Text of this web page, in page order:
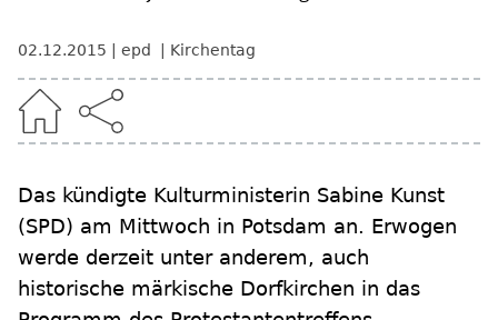
02.12.2015 epd Kirchentag
Das kündigte Kulturministerin Sabine Kunst
(SPD) am Mittwoch in Potsdam an. Erwogen
werde derzeit unter anderem, auch
historische märkische Dorfkirchen in das